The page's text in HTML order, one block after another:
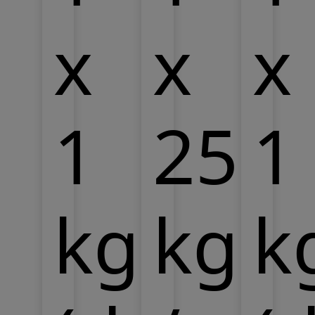
x
1
kg
x
25
kg
x
1